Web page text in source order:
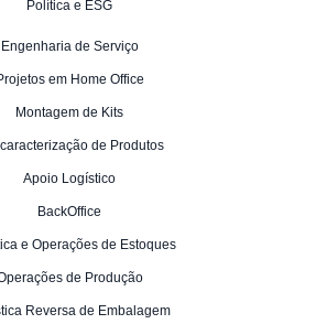
Política e ESG
Engenharia de Serviço
em Home Office
Montagem de Kits
de Produtos
Apoio Logístico
BackOffice
e Operações de Estoques
de Produção
Reversa de Embalagem